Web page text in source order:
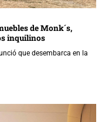
de Monk´s,
inquilinos
que desembarca en la